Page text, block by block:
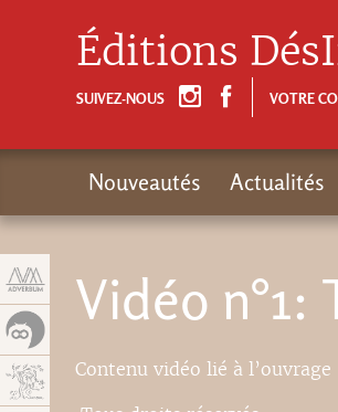
Vidéo n°1:
Contenu vidéo lié à
Éditions
SUIVEZ-NOUS VOTRE
Nouveautés Actualités